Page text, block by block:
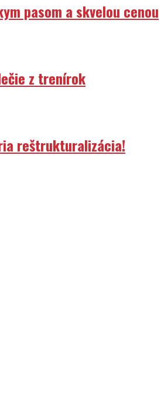
pasom a skvelou cenou
z trenírok
reštrukturalizácia!